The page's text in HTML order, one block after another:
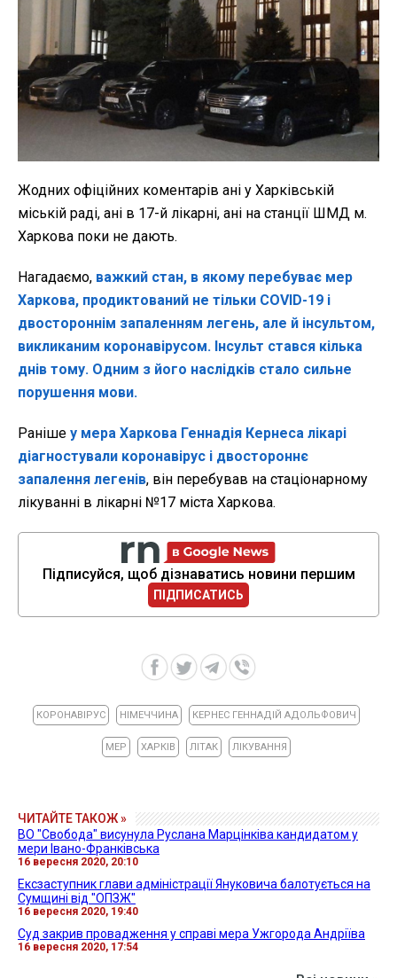
Жодних офіційних коментарів ані у Харківській
міській раді, ані в 17-й лікарні, ані на станції ШМД м.
Харкова поки не дають.
Нагадаємо, важкий стан, в якому перебуває мер
Харкова, продиктований не тільки COVID-19 і
двостороннім запаленням легень, але й інсультом,
викликаним коронавірусом. Інсульт стався кілька
днів тому. Одним з його наслідків стало сильне
порушення мови.
Раніше у мера Харкова Геннадія Кернеса лікарі
діагностували коронавірус і двостороннє
запалення легенів, він перебував на стаціонарному
лікуванні в лікарні №17 міста Харкова.
Підписуйся, щоб дізнаватись новини першим
ПІДПИСАТИСЬ
КОРОНАВІРУС НІМЕЧЧИНА КЕРНЕС ГЕННАДІЙ АДОЛЬФОВИЧ
МЕР ХАРКІВ ЛІТАК ЛІКУВАННЯ
ЧИТАЙТЕ ТАКОЖ »
ВО "Свобода" висунула Руслана Марцінківа кандидатом у
мери Івано-Франківська
16 вересня 2020, 20:10
Ексзаступник глави адміністрації Януковича балотується на
Сумщині від "ОПЗЖ"
16 вересня 2020, 19:40
Суд закрив провадження у справі мера Ужгорода Андріїва
16 вересня 2020, 17:54